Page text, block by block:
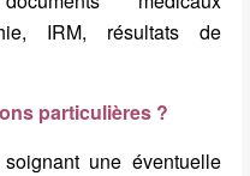
IRM, résultats de
particulières ?
une éventuelle